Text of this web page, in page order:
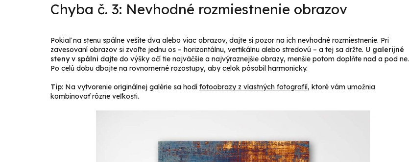
Chyba č. 3: Nevhodné rozmiestnenie obrazov
Pokiaľ na stenu spálne vešíte dva alebo viac obrazov, dajte si pozor na ich nevhodné rozmiestnenie. Pri
zavesovaní obrazov si zvoľte jednu os – horizontálnu, vertikálnu alebo stredovú – a tej sa držte. U galerijné
steny v spálni dajte do výšky očí tie najväčšie a najvýraznejšie obrazy, menšie potom doplňte nad a pod ne.
Po celú dobu dbajte na rovnomerné rozostupy, aby celok pôsobil harmonicky.
Tip: Na vytvorenie originálnej galérie sa hodí fotoobrazy z vlastných fotografií, ktoré vám umožnia
kombinovať rôzne veľkosti.